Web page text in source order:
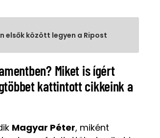
elsők között legyen a Ripost
Miket is ígért
kattintott cikkeink a
Magyar Péter, miként